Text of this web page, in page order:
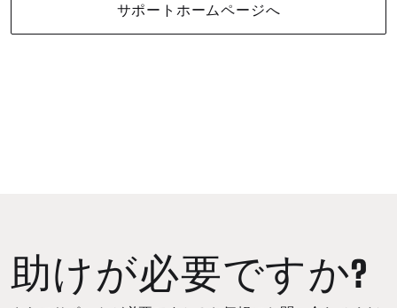
サポートホームページへ
助けが必要ですか?